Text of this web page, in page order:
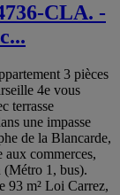
CLA. -
3 pièces
4e vous
terrasse
une impasse
de la Blancarde,
aux commerces,
(Métro 1, bus).
93 m² Loi Carrez,